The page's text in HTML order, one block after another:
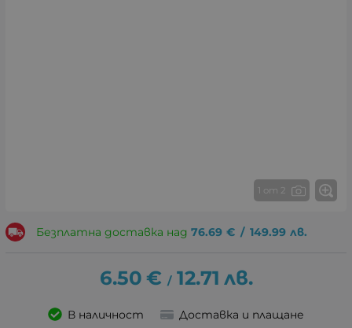
1 от 2
Безплатна доставка над 76.69 € / 149.99 лв.
6.50 € / 12.71 лв.
В наличност Доставка и плащане